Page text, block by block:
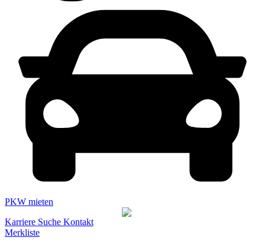
PKW mieten
Karriere Suche Kontakt
Merkliste